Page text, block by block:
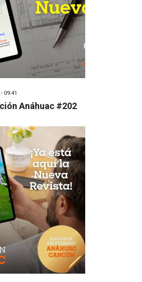
09:41
Anáhuac #202